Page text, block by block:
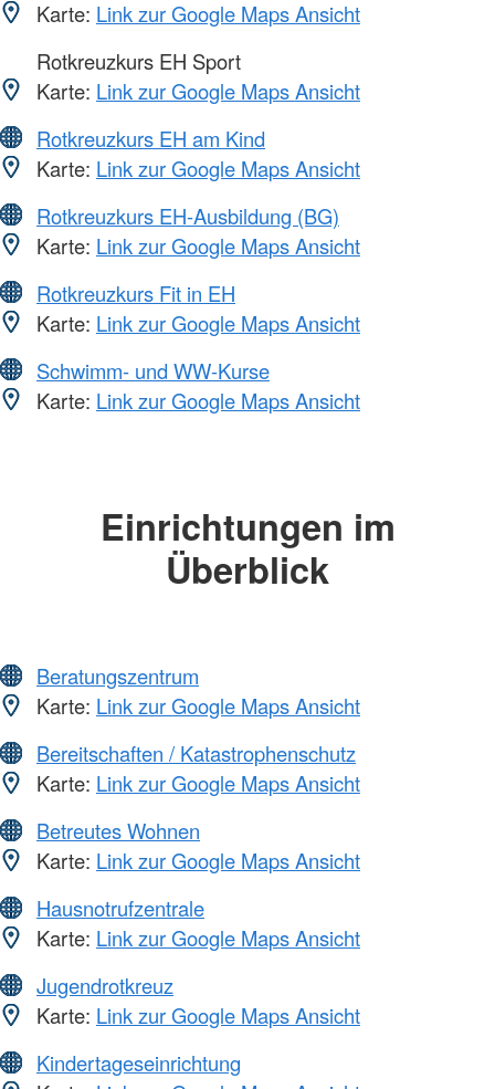
Karte: Link zur Google Maps Ansicht
Rotkreuzkurs EH Sport
Karte: Link zur Google Maps Ansicht
Rotkreuzkurs EH am Kind
Karte: Link zur Google Maps Ansicht
Rotkreuzkurs EH-Ausbildung (BG)
Karte: Link zur Google Maps Ansicht
Rotkreuzkurs Fit in EH
Karte: Link zur Google Maps Ansicht
Schwimm- und WW-Kurse
Karte: Link zur Google Maps Ansicht
Einrichtungen im
Überblick
Beratungszentrum
Karte: Link zur Google Maps Ansicht
Bereitschaften / Katastrophenschutz
Karte: Link zur Google Maps Ansicht
Betreutes Wohnen
Karte: Link zur Google Maps Ansicht
Hausnotrufzentrale
Karte: Link zur Google Maps Ansicht
Jugendrotkreuz
Karte: Link zur Google Maps Ansicht
Kindertageseinrichtung